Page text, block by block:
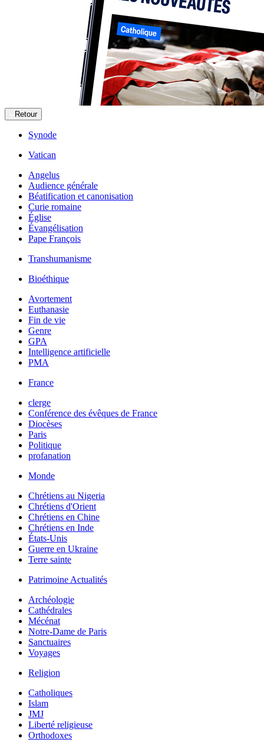
Retour
Synode
Vatican
Angelus
Audience générale
Béatification et canonisation
Curie romaine
Église
Évangélisation
Pape François
Transhumanisme
Bioéthique
Avortement
Euthanasie
Fin de vie
Genre
GPA
Intelligence artificielle
PMA
France
clerge
Conférence des évêques de France
Diocèses
Paris
Politique
profanation
Monde
Chrétiens au Nigeria
Chrétiens d'Orient
Chrétiens en Chine
Chrétiens en Inde
États-Unis
Guerre en Ukraine
Terre sainte
Patrimoine Actualités
Archéologie
Cathédrales
Mécénat
Notre-Dame de Paris
Sanctuaires
Voyages
Religion
Catholiques
Islam
JMJ
Liberté religieuse
Orthodoxes